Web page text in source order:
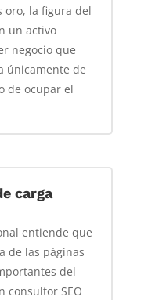
oro, la figura del
un activo
negocio que
únicamente de
de ocupar el
carga
entiende que
de las páginas
del
consultor SEO